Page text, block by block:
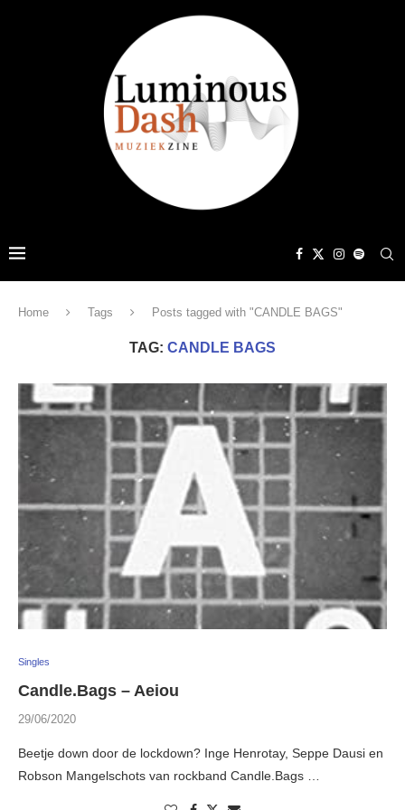
Home Tags Posts tagged with "CANDLE BAGS"
TAG: CANDLE BAGS
Singles
Candle.Bags – Aeiou
29/06/2020
Beetje down door de lockdown? Inge Henrotay, Seppe Dausi en
Robson Mangelschots van rockband Candle.Bags …